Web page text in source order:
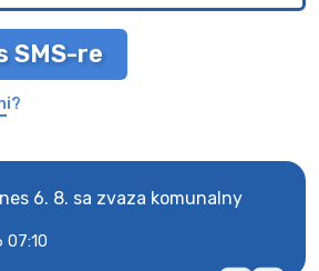
SMS-re
6. 8. sa zvaza komunalny
07:10